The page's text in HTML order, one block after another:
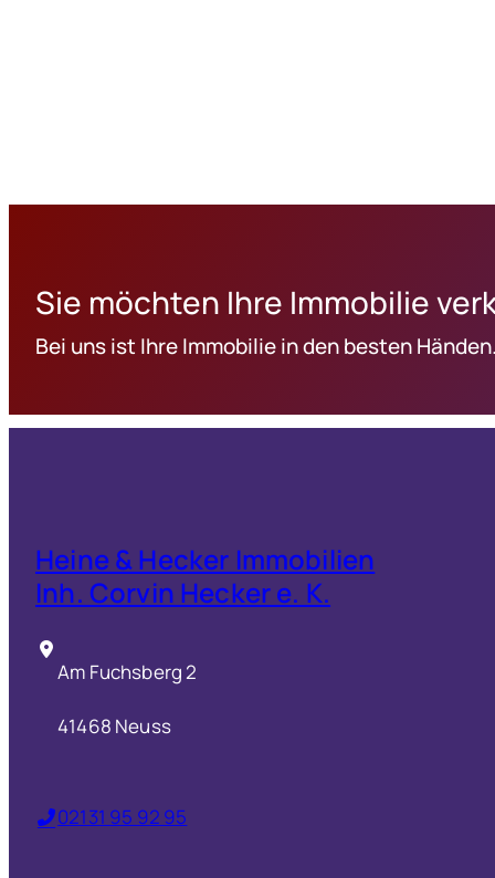
Sie möchten Ihre Immobilie
Bei uns ist Ihre Immobilie in den besten
Heine & Hecker Immobilien
Inh. Corvin Hecker e. K.
Am Fuchsberg 2
41468 Neuss
02131 95 92 95